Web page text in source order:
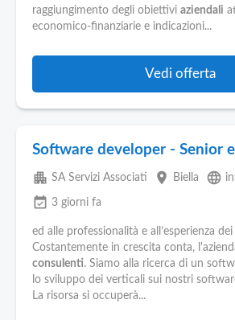
raggiungimento degli obiettivi aziendali
economico-finanziarie e indicazioni...
Vedi offerta
Software developer - Senior
apartment SA Servizi Associati place Biella language
event_available 3 giorni fa
ed alle professionalità e all’esperienza
Costantemente in crescita conta,
consulenti. Siamo alla ricerca di un
lo sviluppo dei verticali sui nostri
La risorsa si occuperà...